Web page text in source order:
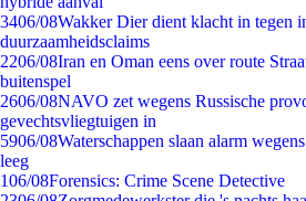
3406/08Wakker Dier dient klacht in tegen
duurzaamheidsclaims
2206/08Iran en Oman eens over route
buitenspel
2606/08NAVO zet wegens Russische
gevechtsvliegtuigen in
5906/08Waterschappen slaan alarm
leeg
106/08Forensics: Crime Scene Detective